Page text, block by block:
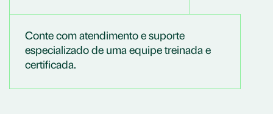
Conte com atendimento e suporte
especializado de uma equipe treinada e
certificada.